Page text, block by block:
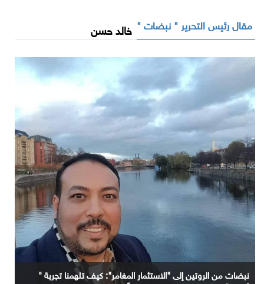
مقال رئيس التحرير " نبضات " خالد حسن
نبضات من الروتين إلى "الاستثمار المغامر": كيف تلهمنا تجربة "